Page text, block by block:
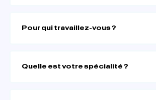
Pour qui travaillez-vous ?
Quelle est votre spécialité ?